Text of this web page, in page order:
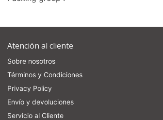
Atención al cliente
Sobre nosotros
Términos y Condiciones
Privacy Policy
Envío y devoluciones
Servicio al Cliente